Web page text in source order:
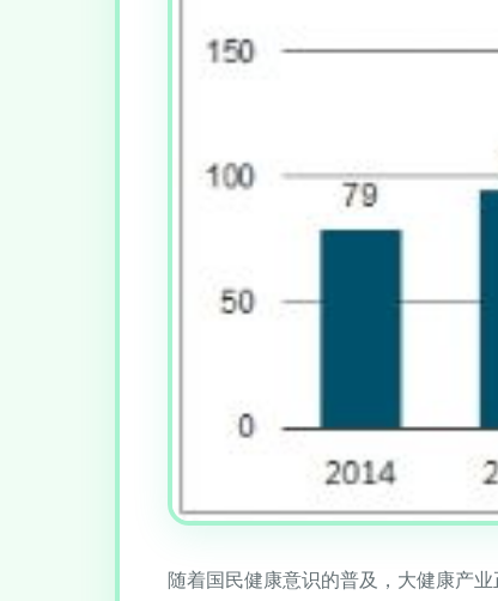
随着国民健康意识的普及，大健康产